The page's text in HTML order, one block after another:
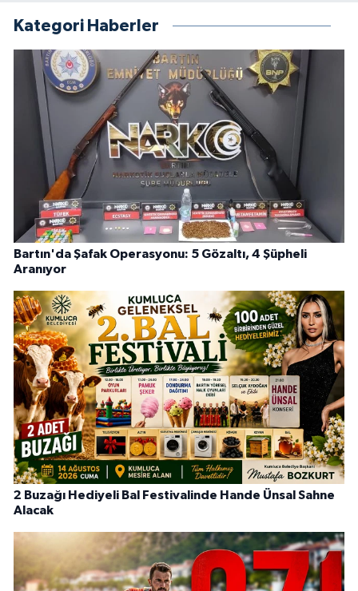
Kategori Haberler
Bartın'da Şafak Operasyonu: 5 Gözaltı, 4 Şüpheli
Aranıyor
2 Buzağı Hediyeli Bal Festivalinde Hande Ünsal Sahne
Alacak